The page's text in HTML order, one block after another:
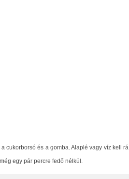
cukorborsó és a gomba. Alaplé vagy víz kell rá
egy pár percre fedő nélkül.